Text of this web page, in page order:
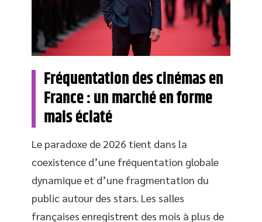
Fréquentation des cinémas en
France : un marché en forme
mais éclaté
Le paradoxe de 2026 tient dans la
coexistence d’une fréquentation globale
dynamique et d’une fragmentation du
public autour des stars. Les salles
françaises enregistrent des mois à plus de